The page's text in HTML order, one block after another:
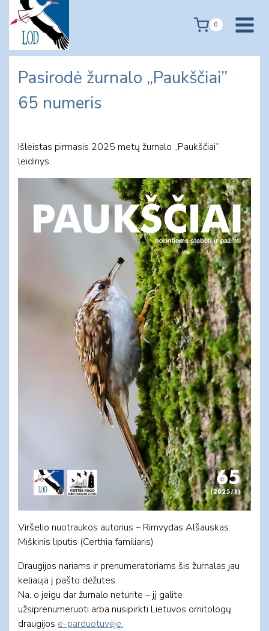
content
0
Pasirodė žurnalo „Paukščiai”
65 numeris
Išleistas pirmasis 2025 metų žurnalo „Paukščiai“
leidinys.
Viršelio nuotraukos autorius – Rimvydas Alšauskas.
Miškinis liputis (Certhia familiaris)
Draugijos nariams ir prenumeratoriams šis žurnalas jau
keliauja į pašto dėžutes.
Na, o jeigu dar žurnalo neturite – jį galite
užsiprenumeruoti arba nusipirkti Lietuvos ornitologų
draugijos e-parduotuvėje.